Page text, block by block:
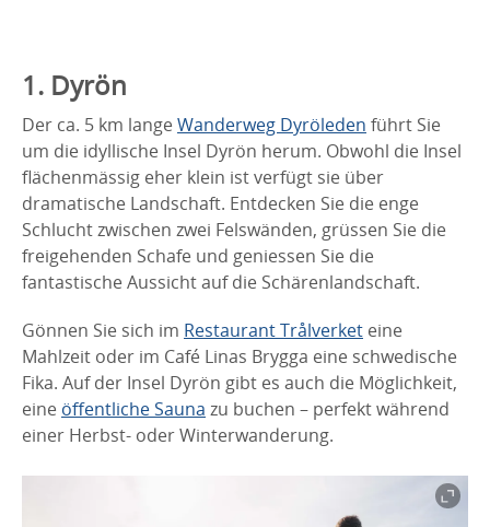
1. Dyrön
Der ca. 5 km langeWanderweg Dyröleden führt Sie
um die idyllische Insel Dyrön herum. Obwohl die Insel
flächenmässig eher klein ist verfügt sie über
dramatische Landschaft. Entdecken Sie die enge
Schlucht zwischen zwei Felswänden, grüssen Sie die
freigehenden Schafe und geniessen Sie die
fantastische Aussicht auf die Schärenlandschaft.
Gönnen Sie sich im Restaurant Trålverket eine
Mahlzeit oder im Café Linas Brygga eine schwedische
Fika. Auf der Insel Dyrön gibt es auch die Möglichkeit,
eine öffentliche Sauna zu buchen – perfekt während
einer Herbst- oder Winterwanderung.